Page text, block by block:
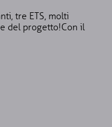
tre ETS, molti
del progetto!Con il